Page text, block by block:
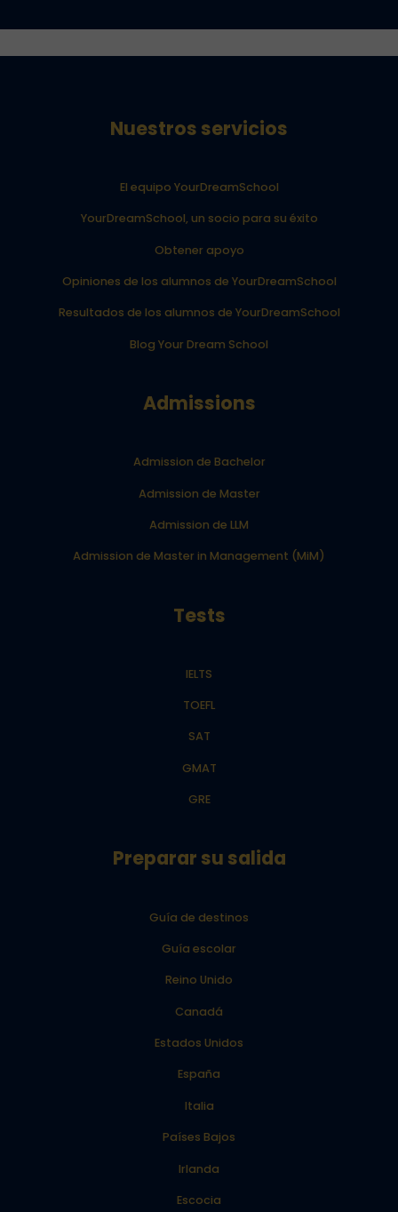
Nuestros servicios
El equipo YourDreamSchool
YourDreamSchool, un socio para su éxito
Obtener apoyo
Opiniones de los alumnos de YourDreamSchool
Resultados de los alumnos de YourDreamSchool
Blog Your Dream School
Admissions
Admission de Bachelor
Admission de Master
Admission de LLM
Admission de Master in Management (MiM)
Tests
IELTS
TOEFL
SAT
GMAT
GRE
Preparar su salida
Guía de destinos
Guía escolar
Reino Unido
Canadá
Estados Unidos
España
Italia
Países Bajos
Irlanda
Escocia